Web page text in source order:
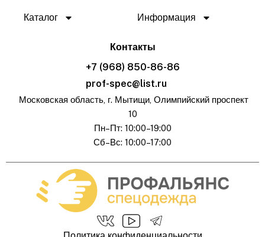
Каталог Информация
Контакты
+7 (968) 850-86-86
prof-spec@list.ru
Московская область, г. Мытищи, Олимпийский проспект
10
Пн–Пт: 10:00–19:00
Сб–Вс: 10:00–17:00